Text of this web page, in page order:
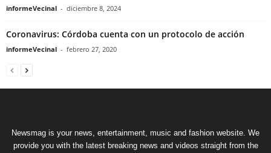
informeVecinal - diciembre 8, 2024
Coronavirus: Córdoba cuenta con un protocolo de acción
informeVecinal - febrero 27, 2020
Newsmag is your news, entertainment, music and fashion website. We
provide you with the latest breaking news and videos straight from the